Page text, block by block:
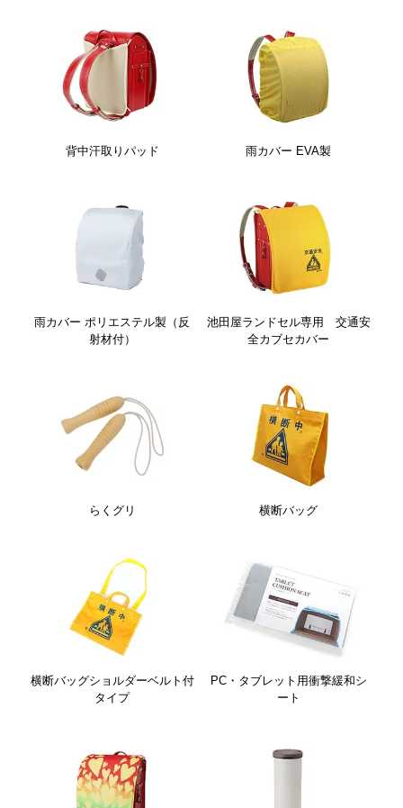
背中汗取りパッド 雨カバー EVA製
雨カバー ポリエステル製（反
射材付）
池田屋ランドセル専用 交通安
全カブセカバー
らくグリ 横断バッグ
横断バッグショルダーベルト付
タイプ
PC・タブレット用衝撃緩和シ
ート